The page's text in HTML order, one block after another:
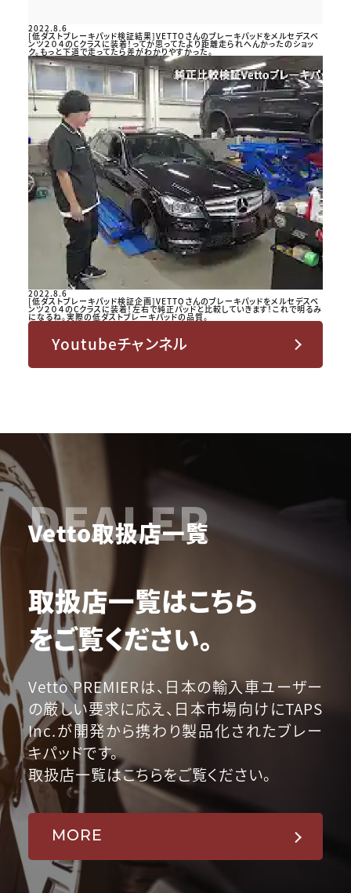
2022.8.6
[低ダストブレーキパッド検証結果]VETTOさんのブレーキパッドをメルセデスベ
ンツ２０４のCクラスに装着！ってか思ってたより距離走られへんかったのショッ
ク。もっと下道で走ってたら差がわかりやすかった。
2022.8.6
[低ダストブレーキパッド検証企画]VETTOさんのブレーキパッドをメルセデスベ
ンツ２０４のCクラスに装着！左右で純正パッドと比較していきます！これで明るみ
になるね。実際の低ダストブレーキパッドの品質。
Youtubeチャンネル
DEALER
Vetto取扱店一覧
取扱店一覧はこちら
をご覧ください。
Vetto PREMIERは、日本の輸入車ユーザー
の厳しい要求に応え、日本市場向けにTAPS
Inc.が開発から携わり製品化されたブレー
キパッドです。
取扱店一覧はこちらをご覧ください。
MORE